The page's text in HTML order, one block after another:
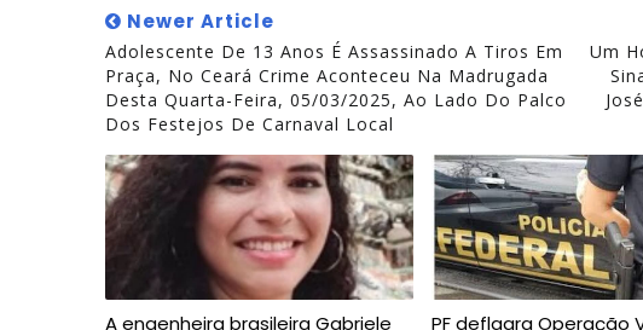
Newer Article
Adolescente De 13 Anos É Assassinado A Tiros Em
Praça, No Ceará Crime Aconteceu Na Madrugada
Desta Quarta-Feira, 05/03/2025, Ao Lado Do Palco
Dos Festejos De Carnaval Local
Um
A engenheira brasileira Gabriele
PF deflagra Operação